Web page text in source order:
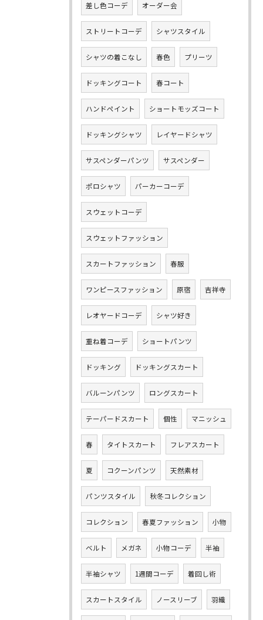
差し色コーデ オーダー会
ストリートコーデ シャツスタイル
シャツの着こなし 春色 プリーツ
ドッキングコート 春コート
ハンドペイント ショートモッズコート
ドッキングシャツ レイヤードシャツ
サスペンダーパンツ サスペンダー
ポロシャツ パーカーコーデ
スウェットコーデ
スウェットファッション
スカートファッション 春服
ワンピースファッション 原宿 吉祥寺
レオヤードコーデ シャツ好き
重ね着コーデ ショートパンツ
ドッキング ドッキングスカート
バルーンパンツ ロングスカート
テーパードスカート 個性 マニッシュ
春 タイトスカート フレアスカート
夏 コクーンパンツ 天然素材
パンツスタイル 秋冬コレクション
コレクション 春夏ファッション 小物
ベルト メガネ 小物コーデ 半袖
半袖シャツ 1週間コーデ 着回し術
スカートスタイル ノースリーブ 羽織